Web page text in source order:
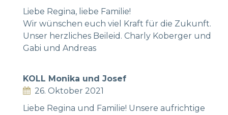
Liebe Regina, liebe Familie!
Wir wünschen euch viel Kraft für die Zukunft.
Unser herzliches Beileid. Charly Koberger und
Gabi und Andreas
KOLL Monika und Josef
26. Oktober 2021
Liebe Regina und Familie! Unsere aufrichtige